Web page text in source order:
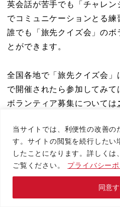
当サイトでは、利便性の改善の
す。サイトの閲覧を続行した
したことになります。詳しく
ご覧ください。
プライバシー
同意
英会話が苦手でも「チャレ
でコミュニケーションとる
誰でも「旅先クイズ会」のボ
とができます。
全国各地で「旅先クイズ会」
で開催されたら参加してみて
ボランティア募集については
このページには、公式LINE
で、そちらからも「旅先ク
を知ることができます。「